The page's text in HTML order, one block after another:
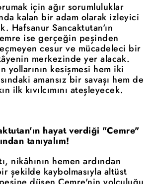
için ağır sorumluluklar
kalan bir adam olarak izleyici
Hafsanur Sancaktutan'ın
ise gerçeğin peşinden
cesur ve mücadeleci bir
merkezinde yer alacak.
yollarının kesişmesi hem iki
amansız bir savaşı hem de
ilk kıvılcımını ateşleyecek.
hayat verdiği "Cemre"
tanıyalım!
nikâhının hemen ardından
şekilde kaybolmasıyla altüst